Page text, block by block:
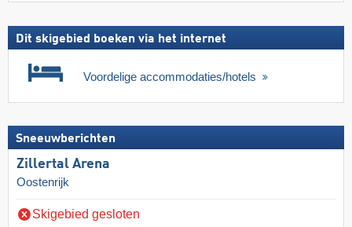
Dit skigebied boeken via het internet
Voordelige accommodaties/hotels
Sneeuwberichten
Zillertal Arena
Oostenrijk
Skigebied gesloten